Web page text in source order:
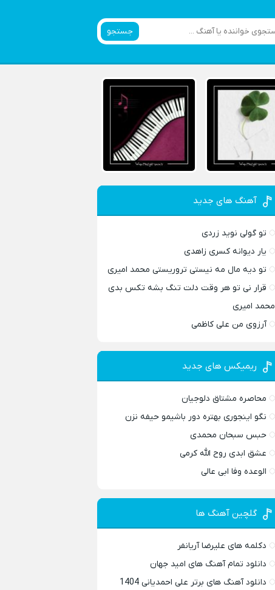
جستجو
آهنگ های جدید
تو گولی نوید زردی
یار دیوانه کسری زاهدی
تو دیه مال مه نیستی تروریستی محمد امیری
قرار نی تو هر وقت دلت تنگ بشه تکس بدی
محمد امیری
آرزوی من علی کاظمی
ریمیکس های جدید
محاصره مشتاق دلوجیان
نگو اینجوری بهتره دور باشیمو حیفه نزن
حبس سبحان محمدی
عشق ابدی روح الله کرمی
الوعده وفا ابی عالی
گلچین آهنگ ها
دکلمه های علیرضا آریانفر
دانلود تمام آهنگ های امید جهان
دانلود آهنگ های برتر علی احمدیانی 1404